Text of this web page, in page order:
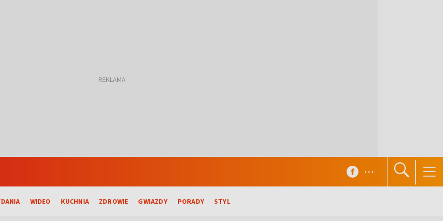
WIDEO KUCHNIA ZDROWIE GWIAZDY PORADY STYL
...